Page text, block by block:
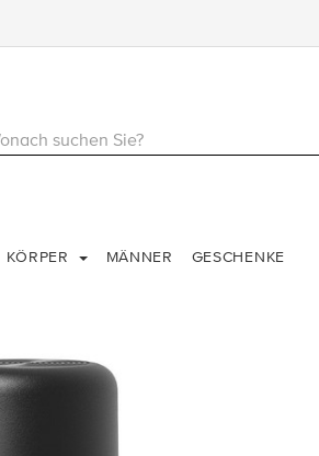
KÖRPER MÄNNER GESCHENKE